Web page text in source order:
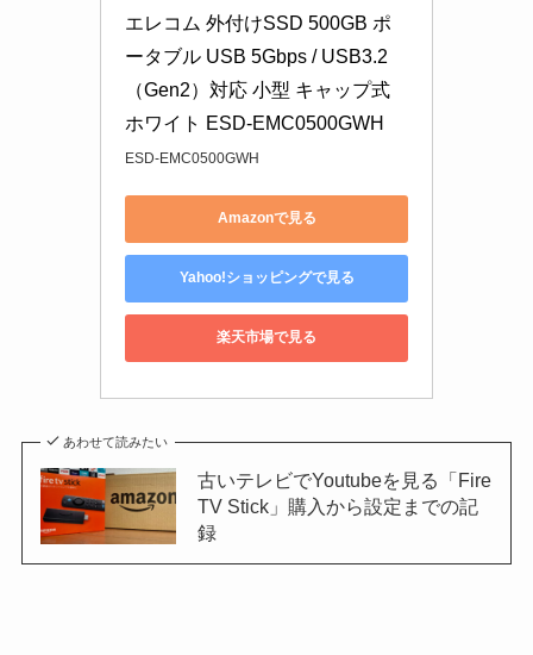
エレコム 外付けSSD 500GB ポ
ータブル USB 5Gbps / USB3.2
（Gen2）対応 小型 キャップ式
ホワイト ESD-EMC0500GWH
ESD-EMC0500GWH
Amazonで見る
Yahoo!ショッピングで見る
楽天市場で見る
あわせて読みたい
古いテレビでYoutubeを見る「Fire
TV Stick」購入から設定までの記
録